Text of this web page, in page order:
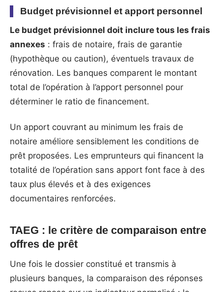
Budget prévisionnel et apport personnel
Le budget prévisionnel doit inclure tous les frais
annexes : frais de notaire, frais de garantie
(hypothèque ou caution), éventuels travaux de
rénovation. Les banques comparent le montant
total de l’opération à l’apport personnel pour
déterminer le ratio de financement.
Un apport couvrant au minimum les frais de
notaire améliore sensiblement les conditions de
prêt proposées. Les emprunteurs qui financent la
totalité de l’opération sans apport font face à des
taux plus élevés et à des exigences
documentaires renforcées.
TAEG : le critère de comparaison entre
offres de prêt
Une fois le dossier constitué et transmis à
plusieurs banques, la comparaison des réponses